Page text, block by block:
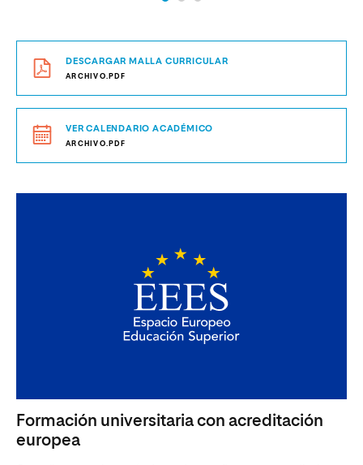
DESCARGAR MALLA CURRICULAR
ARCHIVO.PDF
VER CALENDARIO ACADÉMICO
ARCHIVO.PDF
Formación universitaria con acreditación
europea